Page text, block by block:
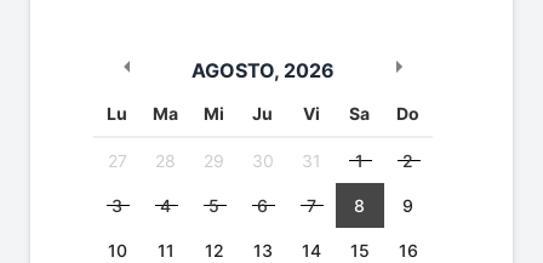
AGOSTO, 2026
Lu Ma Mi Ju Vi Sa Do
27 28 29 30 31 1 2
3 4 5 6 7 8 9
10 11 12 13 14 15 16